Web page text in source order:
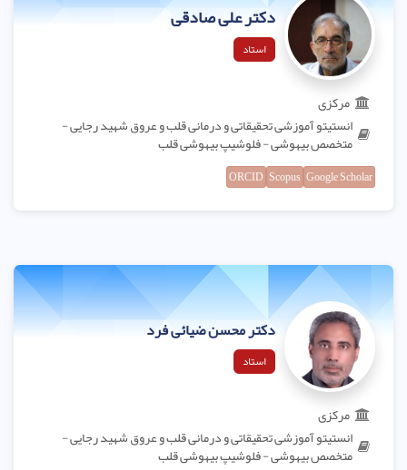
دکتر علی صادقی
استاد
مرکزی
انستیتو آموزشی تحقیقاتی و درمانی قلب و عروق شهید رجایی -
متخصص بیهوشی - فلوشیپ بیهوشی قلب
Google Scholar
Scopus
ORCID
دکتر محسن ضیائی فرد
استاد
مرکزی
انستیتو آموزشی تحقیقاتی و درمانی قلب و عروق شهید رجایی -
متخصص بیهوشی - فلوشیپ بیهوشی قلب